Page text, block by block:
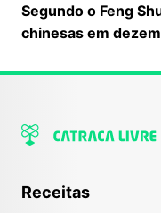
Segundo o Feng
chinesas em
Receitas